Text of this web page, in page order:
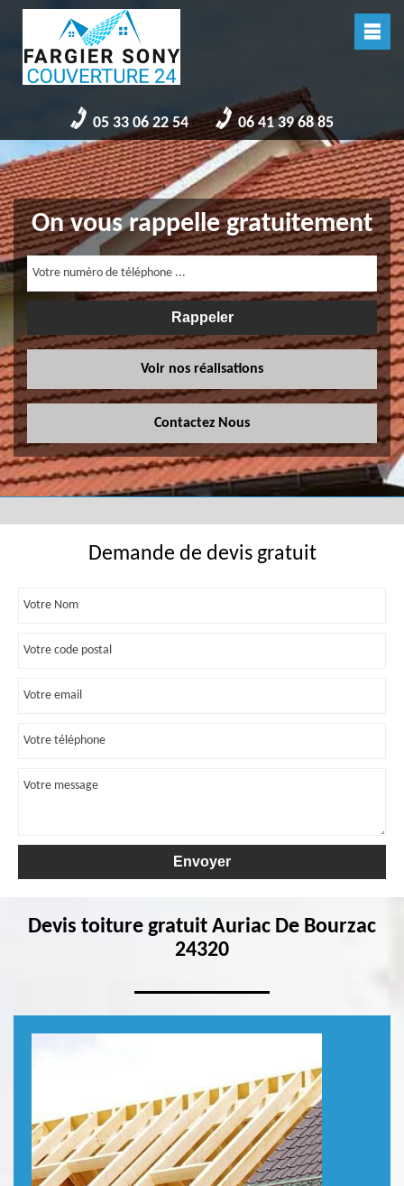
05 33 06 22 54 06 41 39 68 85
On vous rappelle gratuitement
Voir nos réalisations
Contactez Nous
Demande de devis gratuit
Devis toiture gratuit Auriac De Bourzac
24320